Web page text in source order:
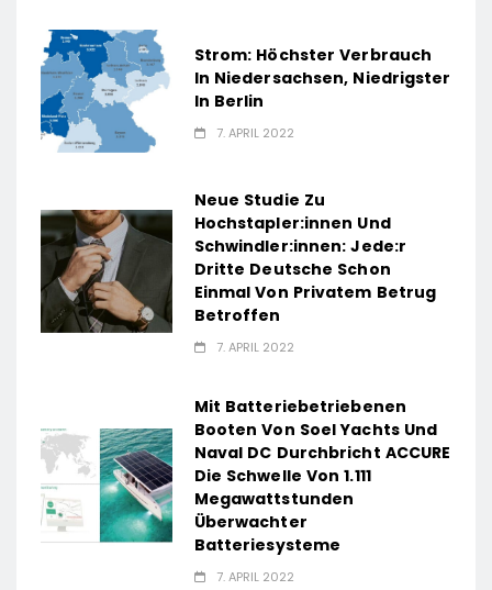
Strom: Höchster Verbrauch
In Niedersachsen, Niedrigster
In Berlin
7. APRIL 2022
Neue Studie Zu
Hochstapler:innen Und
Schwindler:innen: Jede:r
Dritte Deutsche Schon
Einmal Von Privatem Betrug
Betroffen
7. APRIL 2022
Mit Batteriebetriebenen
Booten Von Soel Yachts Und
Naval DC Durchbricht ACCURE
Die Schwelle Von 1.111
Megawattstunden
Überwachter
Batteriesysteme
7. APRIL 2022